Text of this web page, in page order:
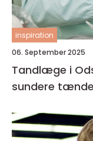
inspiration
06. September 2025
Tandlæge i
sundere